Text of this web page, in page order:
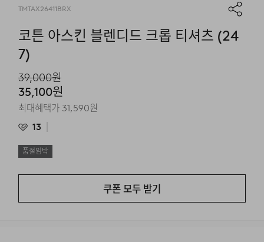
TMTAX26411BRX
코튼 아스킨 블렌디드 크롭 티셔츠 (24
7)
35,100원
39,000원
최대혜택가 31,590원
13
품절임박
쿠폰 모두 받기